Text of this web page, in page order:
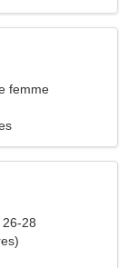
femme
28